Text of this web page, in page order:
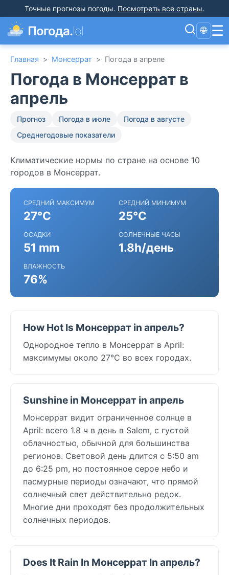
Точные прогнозы погоды. Посмотреть все страны.
Погода.lol 🌐 ☰
Главная > Монсеррат > Погода в апреле
Погода в Монсеррат в
апрель
Прогноз Погода в июле
Погода в августе
Среднегодовые показатели
Климатические нормы по стране на основе 10
городов в Монсеррат.
СРЕДНИЙ МАКСИМУМ
27°C
СРЕДНИЙ МИНИМУМ
25°C
ОСАДКИ
51 mm
СОЛНЕЧНЫЕ ЧАСЫ
1.8h/день
ВЛАЖНОСТЬ
76%
How Hot Is Монсеррат in апрель?
Однородное тепло в Монсеррат в April:
максимумы около 27°C во всех городах.
Sunshine in Монсеррат in апрель
Монсеррат видит ограниченное солнце в
April: всего 1.8 ч в день в Salem, с густой
облачностью, обычной для большинства
регионов. Световой день длится с 5:50 am
до 6:25 pm, но постоянное серое небо и
пасмурные периоды означают, что прямой
солнечный свет действительно редок.
Многие дни проходят без продолжительных
солнечных периодов.
Does It Rain In Монсеррат In апрель?